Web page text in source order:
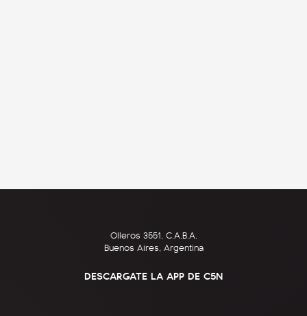
Olleros 3551, C.A.B.A.
Buenos Aires, Argentina
DESCARGATE LA APP DE C5N